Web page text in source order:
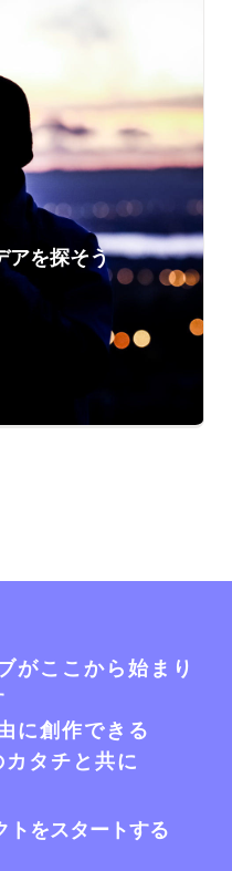
アを探そう
がここから始まり
に創作できる
タチと共に
トをスタートする